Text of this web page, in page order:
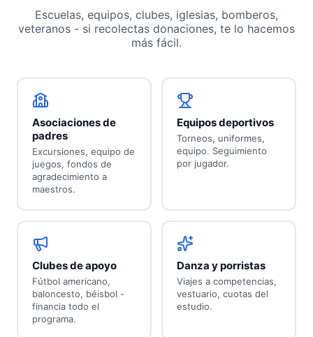
Escuelas, equipos, clubes, iglesias, bomberos,
veteranos - si recolectas donaciones, te lo hacemos
más fácil.
Asociaciones de
padres
Excursiones, equipo de
juegos, fondos de
agradecimiento a
maestros.
Equipos deportivos
Torneos, uniformes,
equipo. Seguimiento
por jugador.
Clubes de apoyo
Fútbol americano,
baloncesto, béisbol -
financia todo el
programa.
Danza y porristas
Viajes a competencias,
vestuario, cuotas del
estudio.